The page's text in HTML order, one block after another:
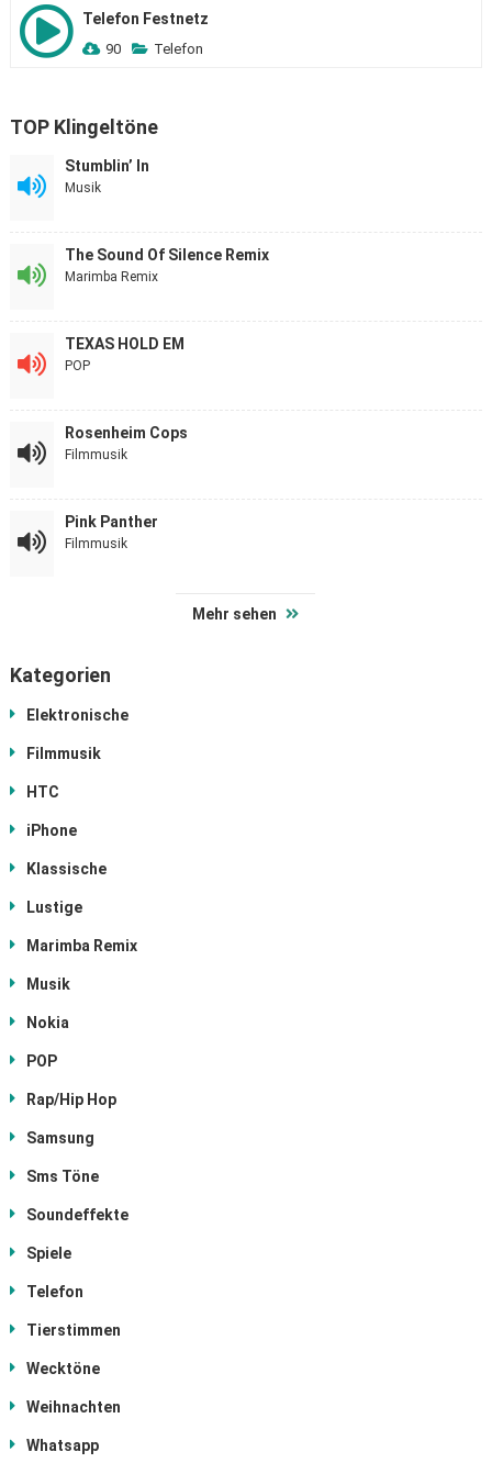
Telefon Festnetz
90 Telefon
TOP Klingeltöne
Stumblin’ In
Musik
The Sound Of Silence Remix
Marimba Remix
TEXAS HOLD EM
POP
Rosenheim Cops
Filmmusik
Pink Panther
Filmmusik
Mehr sehen
Kategorien
Elektronische
Filmmusik
HTC
iPhone
Klassische
Lustige
Marimba Remix
Musik
Nokia
POP
Rap/Hip Hop
Samsung
Sms Töne
Soundeffekte
Spiele
Telefon
Tierstimmen
Wecktöne
Weihnachten
Whatsapp